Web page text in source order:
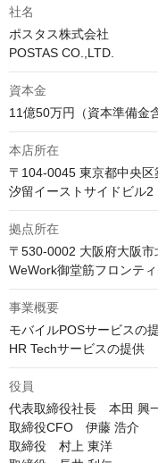
社名
ポスタス株式会社
POSTAS CO.,LTD.
資本金
11億50万円（資本準備金
本店所在
〒104-0045 東京都中央
拠点所在
〒530-0002 大阪府大阪
WeWork御堂筋フロンテ
事業概要
モバイルPOSサービスの
HR Techサービスの提供
役員
代表取締役社長　本田 興
取締役CFO　伊藤 浩介
取締役　村上 東洋